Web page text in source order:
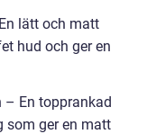
lätt och matt
hud och ger en
– En topprankad
som ger en matt